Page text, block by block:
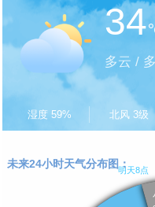
34
多云 /
湿度 59% 北风 3级